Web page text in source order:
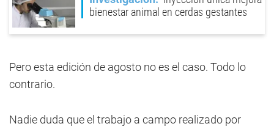
bienestar animal en cerdas gestantes
Pero esta edición de agosto no es el caso. Todo lo
contrario.
Nadie duda que el trabajo a campo realizado por